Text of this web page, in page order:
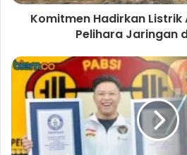
Komitmen Hadirkan Listrik
Pelihara Jaringan